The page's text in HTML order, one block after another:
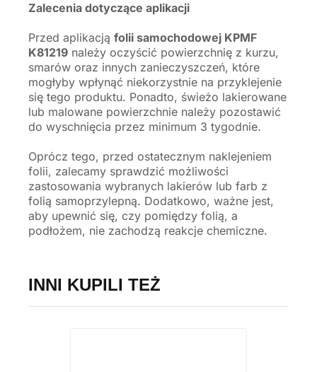
Zalecenia dotyczące aplikacji
Przed aplikacją folii samochodowej KPMF
K81219 należy oczyścić powierzchnię z kurzu,
smarów oraz innych zanieczyszczeń, które
mogłyby wpłynąć niekorzystnie na przyklejenie
się tego produktu. Ponadto, świeżo lakierowane
lub malowane powierzchnie należy pozostawić
do wyschnięcia przez minimum 3 tygodnie.
Oprócz tego, przed ostatecznym naklejeniem
folii, zalecamy sprawdzić możliwości
zastosowania wybranych lakierów lub farb z
folią samoprzylepną. Dodatkowo, ważne jest,
aby upewnić się, czy pomiędzy folią, a
podłożem, nie zachodzą reakcje chemiczne.
INNI KUPILI TEŻ